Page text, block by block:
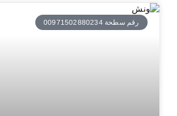
رقم سطحة 00971502880234